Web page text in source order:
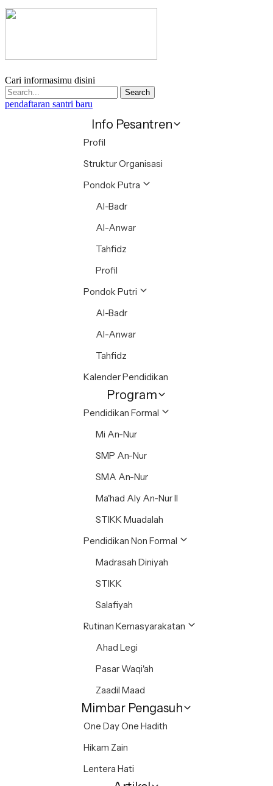
Cari informasimu disini
Search
pendaftaran santri baru
Info Pesantren
Profil
Struktur Organisasi
Pondok Putra
Al-Badr
Al-Anwar
Tahfidz
Profil
Pondok Putri
Al-Badr
Al-Anwar
Tahfidz
Kalender Pendidikan
Program
Pendidikan Formal
Mi An-Nur
SMP An-Nur
SMA An-Nur
Ma'had Aly An-Nur II
STIKK Muadalah
Pendidikan Non Formal
Madrasah Diniyah
STIKK
Salafiyah
Rutinan Kemasyarakatan
Ahad Legi
Pasar Waqi'ah
Zaadil Maad
Mimbar Pengasuh
One Day One Hadith
Hikam Zain
Lentera Hati